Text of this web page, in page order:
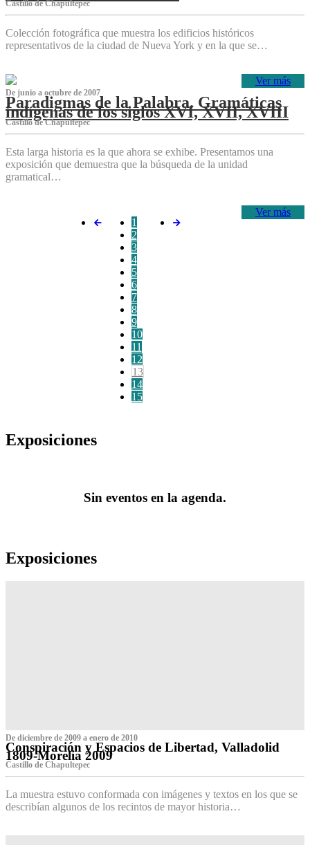
Castillo de Chapultepec
Colección fotográfica que muestra los edificios históricos
representativos de la ciudad de Nueva York y en la que se…
Ver más
De junio a octubre de 2007
Paradigmas de la Palabra. Gramáticas
indígenas de los siglos XVI, XVII, XVIII
Castillo de Chapultepec
Esta larga historia es la que ahora se exhibe. Presentamos una
exposición que demuestra que la búsqueda de la unidad
gramatical…
Ver más
1
2
3
4
5
6
7
8
9
10
11
12
13
14
15
Exposiciones
Sin eventos en la agenda.
Exposiciones
De diciembre de 2009 a enero de 2010
Conspiración y Espacios de Libertad, Valladolid
1809-Morelia 2009
Castillo de Chapultepec
La muestra estuvo conformada con imágenes y textos en los que se
describían algunos de los recintos de mayor historia…